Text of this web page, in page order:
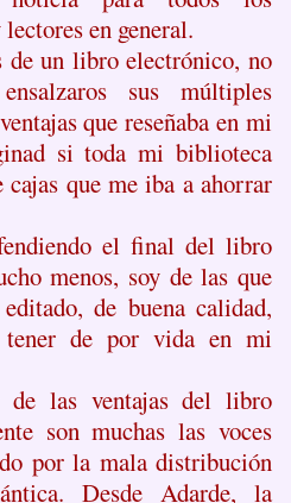
en general.
de un libro electrónico, no
sus múltiples
que reseñaba en mi
si toda mi biblioteca
que me iba a ahorrar
el final del libro
menos, soy de las que
de buena calidad,
de por vida en mi
de las ventajas del libro
son muchas las voces
por la mala distribución
Desde Adarde, la